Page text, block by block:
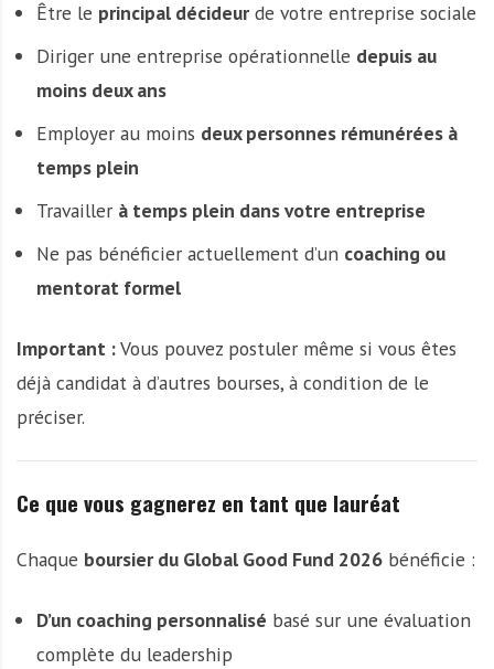
Être le principal décideurde votre entreprise sociale
Diriger une entreprise opérationnelle depuis au
moins deux ans
Employer au moins deux personnes rémunérées à
temps plein
Travailler à temps plein dans votre entreprise
Ne pas bénéficier actuellement d’un coaching ou
mentorat formel
Important :Vous pouvez postuler même si vous êtes
déjà candidat à d’autres bourses, à condition de le
préciser.
Ce que vous gagnerez en tant que lauréat
Chaque boursier du Global Good Fund 2026 bénéficie :
D’un coaching personnalisé basé sur une évaluation
complète du leadership